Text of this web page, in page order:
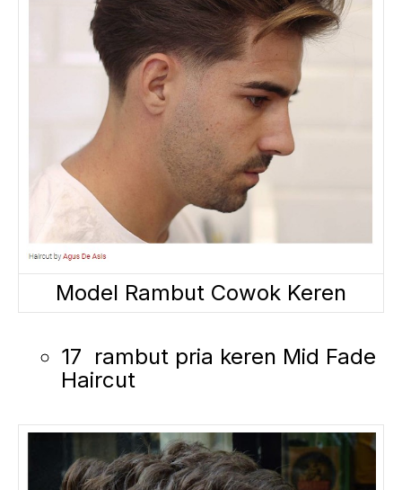
Model Rambut Cowok Keren
17 rambut pria keren Mid Fade
Haircut